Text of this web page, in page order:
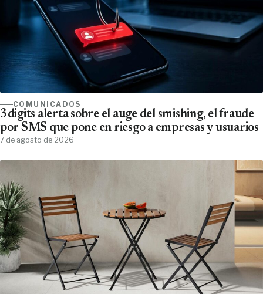
COMUNICADOS
3digits alerta sobre el auge del smishing, el fraude
por SMS que pone en riesgo a empresas y usuarios
7 de agosto de 2026